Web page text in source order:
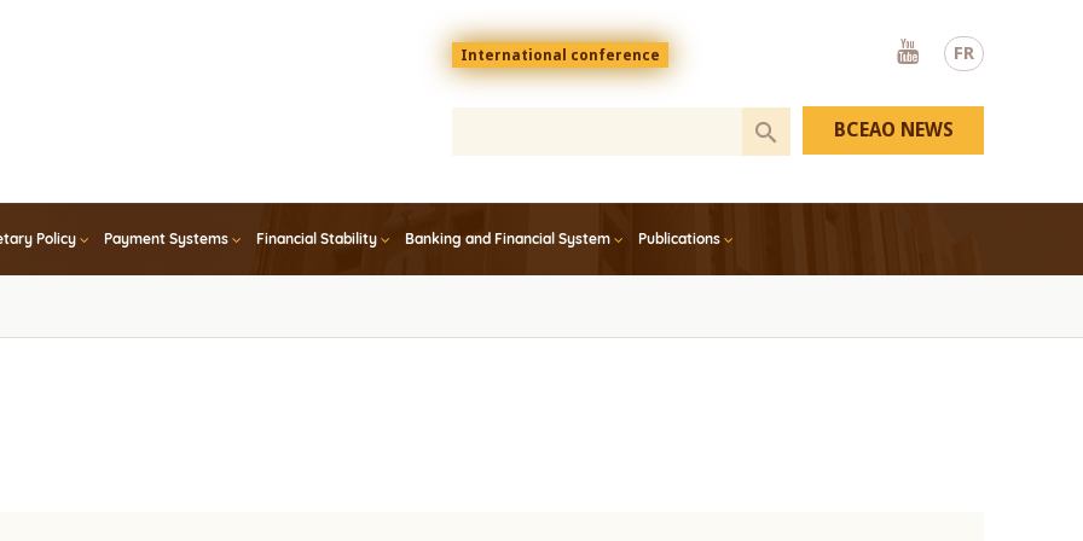
FR
Menu
top
En
International conference
Youtube
Policy Payment Systems Financial Stability Banking and Financial System Publications
BCEAO NEWS